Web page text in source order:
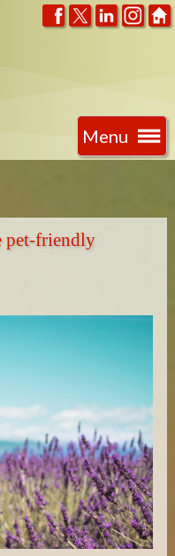
Menu
pet-friendly